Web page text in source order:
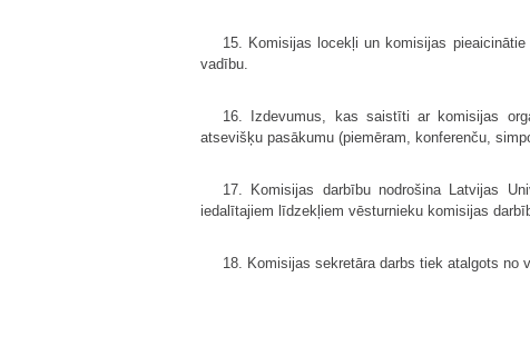
15. Komisijas locekļi un komisijas
vadību.
16. Izdevumus, kas saistīti ar komisijas
atsevišķu pasākumu (piemēram, konferenču,
17. Komisijas darbību nodrošina Latvijas
iedalītajiem līdzekļiem vēsturnieku komisijas
18. Komisijas sekretāra darbs tiek atalgots no